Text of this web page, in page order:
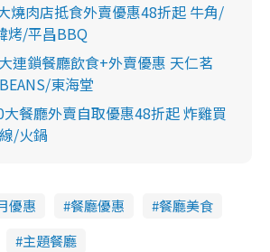
燒肉店抵食外賣優惠48折起 牛角/
烤/平昌BBQ
連鎖餐廳飲食+外賣優惠 天仁茗
東海堂
大餐廳外賣自取優惠48折起 炸雞買
/火鍋
優惠 餐廳優惠
餐廳美食
主題餐廳